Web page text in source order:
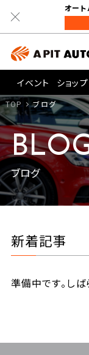
オート
イベント
ショッ
TOP ブログ
ブログ
新着記事
準備中です。しば